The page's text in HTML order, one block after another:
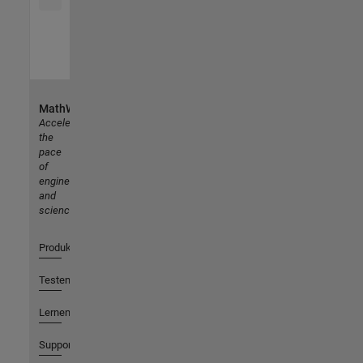
MathWorks
Accelerating
the
pace
of
engineering
and
science
Produkte
Testen oder Kaufen
Lernen
Support